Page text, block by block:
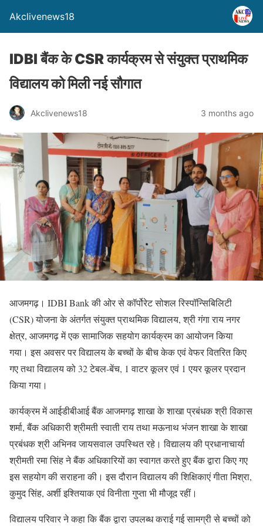
Akclivenews18
IDBI बैंक के CSR कार्यक्रम से संयुक्त प्राथमिक
विद्यालय को मिली नई सौगात
Akclivenews18 3 months ago
आजमगढ़। IDBI Bank की ओर से कॉर्पोरेट सोशल रिस्पॉन्सिबिलिटी
(CSR) योजना के अंतर्गत संयुक्त प्राथमिक विद्यालय, श्री गंगा राय नगर
क्षेत्र, आजमगढ़ में एक सामाजिक सहयोग कार्यक्रम का आयोजन किया
गया। इस अवसर पर विद्यालय के बच्चों के बीच केक एवं वेफर वितरित किए
गए तथा विद्यालय को 32 टेबल-बेंच, 1 वाटर कूलर एवं 1 एयर कूलर प्रदान
किया गया।
कार्यक्रम में आईडीबीआई बैंक आजमगढ़ शाखा के शाखा प्रबंधक श्री विकास
शर्मा, बैंक अधिकारी श्रीमती स्वाती राय तथा मऊनाथ भंजन शाखा के शाखा
प्रबंधक श्री अभिनव जायसवाल उपस्थित रहे। विद्यालय की प्रधानाचार्या
श्रीमती रमा सिंह ने बैंक अधिकारियों का स्वागत करते हुए बैंक द्वारा किए गए
इस सहयोग की सराहना की। इस दौरान विद्यालय की शिक्षिकाएं गीता मिश्रा,
कुमुद सिंह, अर्शी इश्तियाक एवं विनीता गुप्ता भी मौजूद रहीं।
विद्यालय परिवार ने कहा कि बैंक द्वारा उपलब्ध कराई गई सामग्री से बच्चों को